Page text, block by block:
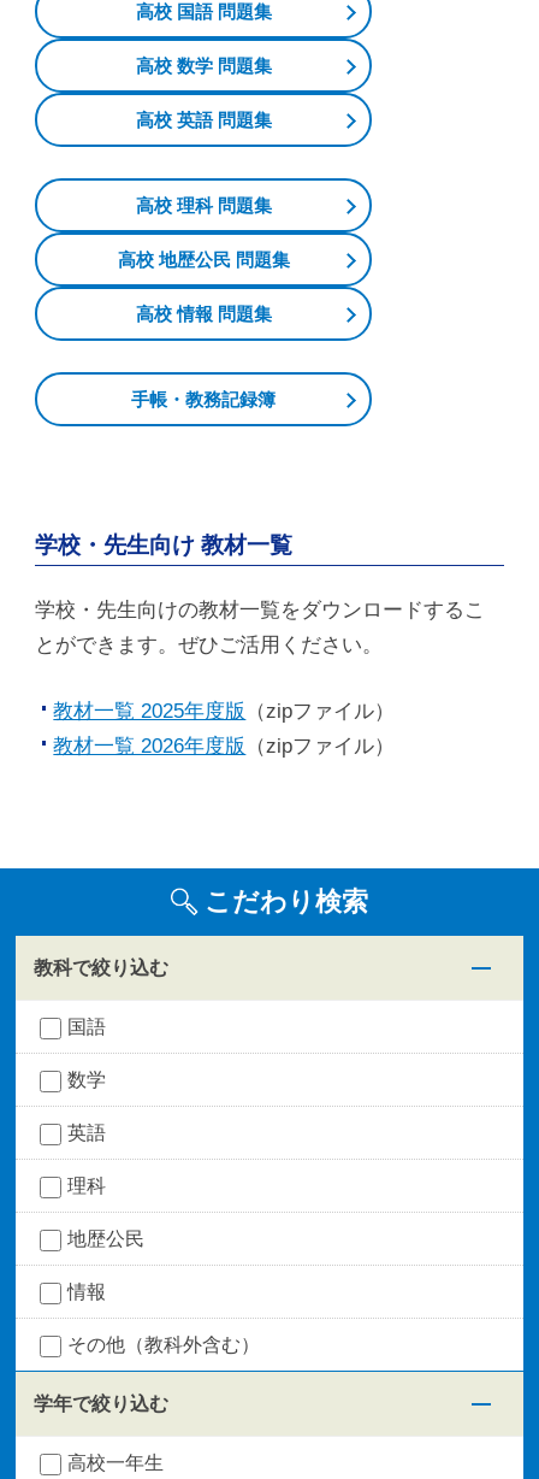
高校 国語 問題集
高校 数学 問題集
高校 英語 問題集
高校 理科 問題集
高校 地歴公民 問題集
高校 情報 問題集
手帳・教務記録簿
学校・先生向け 教材一覧
学校・先生向けの教材一覧をダウンロードするこ
とができます。ぜひご活用ください。
教材一覧 2025年度版
（zipファイル）
教材一覧 2026年度版
（zipファイル）
こだわり検索
教科で絞り込む
国語
数学
英語
理科
地歴公民
情報
その他（教科外含む）
学年で絞り込む
高校一年生